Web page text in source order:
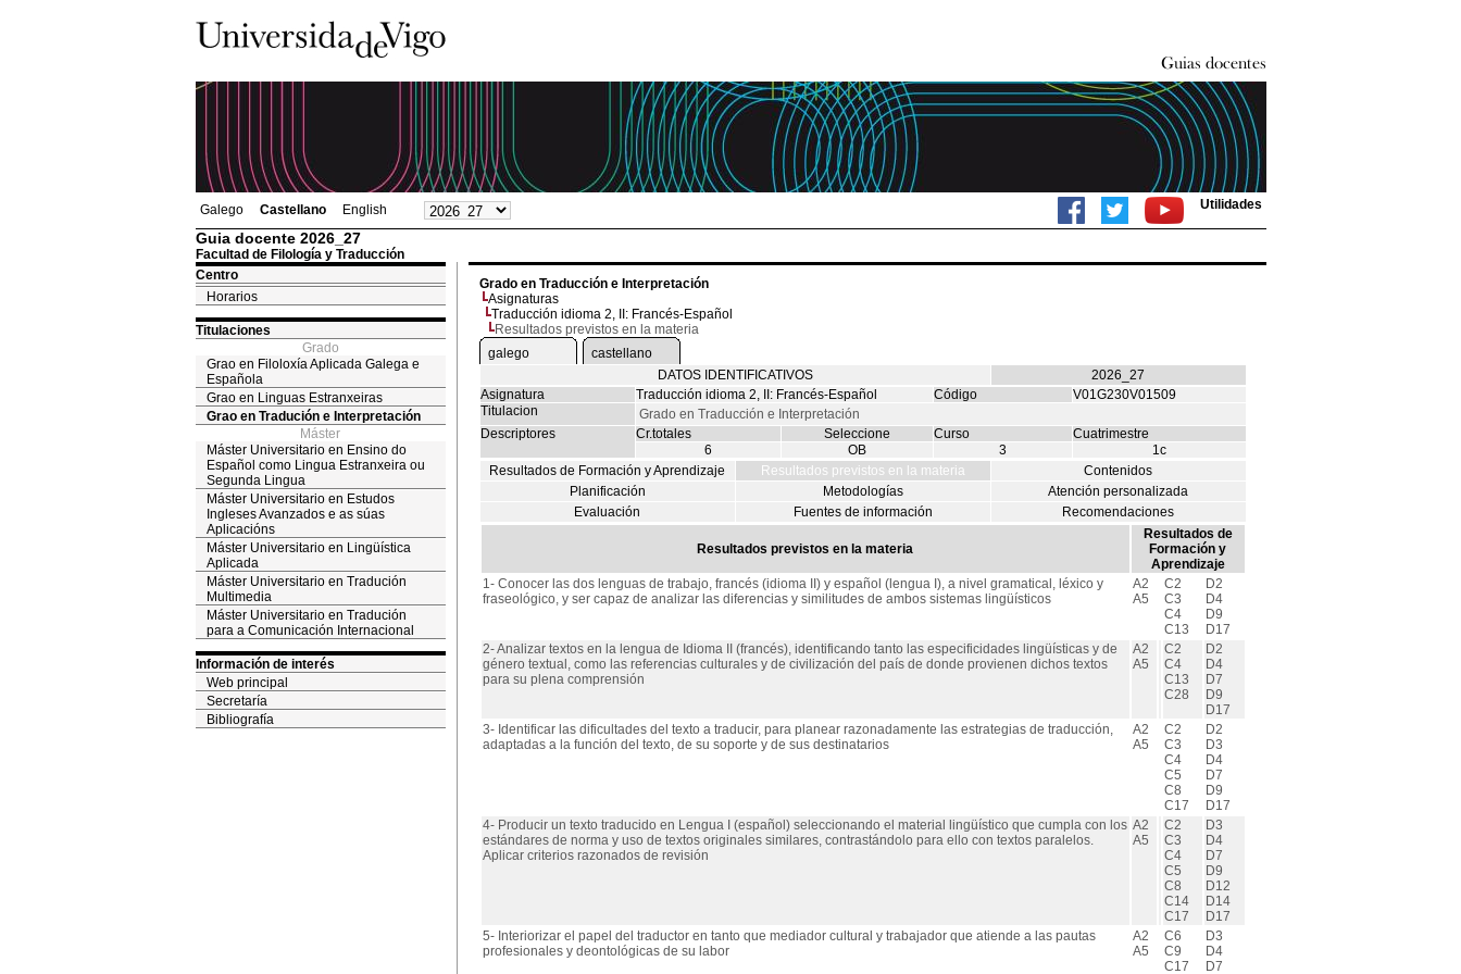
Galego Castellano English Utilidades
Guia docente 2026_27
Facultad de Filología y Traducción
Centro
Horarios
Titulaciones
Grado
Grao en Filoloxía Aplicada Galega e
Española
Grao en Linguas Estranxeiras
Grao en Tradución e Interpretación
Máster
Máster Universitario en Ensino do
Español como Lingua Estranxeira ou
Segunda Lingua
Máster Universitario en Estudos
Ingleses Avanzados e as súas
Aplicacións
Máster Universitario en Lingüística
Aplicada
Máster Universitario en Tradución
Multimedia
Máster Universitario en Tradución
para a Comunicación Internacional
Información de interés
Web principal
Secretaría
Bibliografía
Grado en Traducción e Interpretación
Asignaturas
Traducción idioma 2, II: Francés-Español
Resultados previstos en la materia
galego
castellano
DATOS IDENTIFICATIVOS
2026_27
Asignatura
Traducción idioma 2, II: Francés-Español Código
V01G230V01509
Titulacion
Grado en Traducción e Interpretación
Descriptores
Cr.totales Seleccione Curso
Cuatrimestre
6
OB 3
1c
Resultados de Formación y Aprendizaje
Resultados previstos en la materia
Contenidos
Planificación
Metodologías
Atención personalizada
Evaluación
Fuentes de información Recomendaciones
Resultados previstos en la materia
Resultados de
Formación y
Aprendizaje
1- Conocer las dos lenguas de trabajo, francés (idioma II) y español (lengua I), a nivel gramatical, léxico y
fraseológico, y ser capaz de analizar las diferencias y similitudes de ambos sistemas lingüísticos
A2
A5
C2
C3
C4
C13
D2
D4
D9
D17
2- Analizar textos en la lengua de Idioma II (francés), identificando tanto las especificidades lingüísticas y de
género textual, como las referencias culturales y de civilización del país de donde provienen dichos textos
para su plena comprensión
A2
A5
C2
C4
C13
C28
D2
D4
D7
D9
D17
3- Identificar las dificultades del texto a traducir, para planear razonadamente las estrategias de traducción,
adaptadas a la función del texto, de su soporte y de sus destinatarios
A2
A5
C2
C3
C4
C5
C8
C17
D2
D3
D4
D7
D9
D17
4- Producir un texto traducido en Lengua I (español) seleccionando el material lingüístico que cumpla con los
estándares de norma y uso de textos originales similares, contrastándolo para ello con textos paralelos.
Aplicar criterios razonados de revisión
A2
A5
C2
C3
C4
C5
C8
C14
C17
D3
D4
D7
D9
D12
D14
D17
5- Interiorizar el papel del traductor en tanto que mediador cultural y trabajador que atiende a las pautas
profesionales y deontológicas de su labor
A2
A5
C6
C9
C17
D3
D4
D7